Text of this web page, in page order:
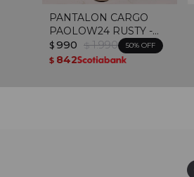
PANTALON CARGO
PAOLOW24 RUSTY -
Gris Oscuro
$ 990 $ 1.990 50
$ 842